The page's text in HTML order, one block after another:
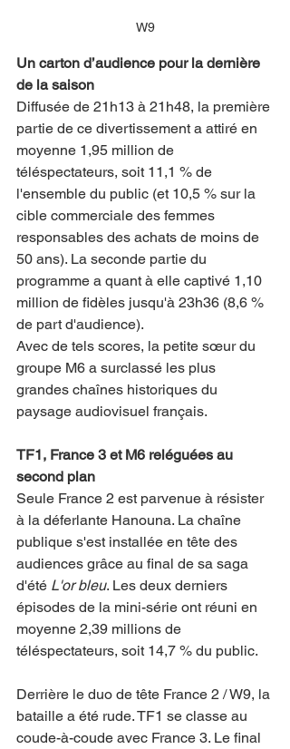
W9
Un carton d’audience pour la dernière
de la saison
Diffusée de 21h13 à 21h48, la première
partie de ce divertissement a attiré en
moyenne 1,95 million de
téléspectateurs, soit 11,1 % de
l'ensemble du public (et 10,5 % sur la
cible commerciale des femmes
responsables des achats de moins de
50 ans). La seconde partie du
programme a quant à elle captivé 1,10
million de fidèles jusqu'à 23h36 (8,6 %
de part d'audience).
Avec de tels scores, la petite sœur du
groupe M6 a surclassé les plus
grandes chaînes historiques du
paysage audiovisuel français.
TF1, France 3 et M6 reléguées au
second plan
Seule France 2 est parvenue à résister
à la déferlante Hanouna. La chaîne
publique s'est installée en tête des
audiences grâce au final de sa saga
d'été L'or bleu. Les deux derniers
épisodes de la mini-série ont réuni en
moyenne 2,39 millions de
téléspectateurs, soit 14,7 % du public.
Derrière le duo de tête France 2 / W9, la
bataille a été rude. TF1 se classe au
coude-à-coude avec France 3. Le final